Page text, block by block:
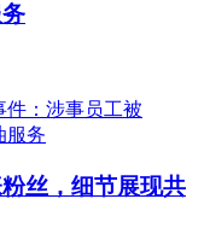
丝，细节展现共